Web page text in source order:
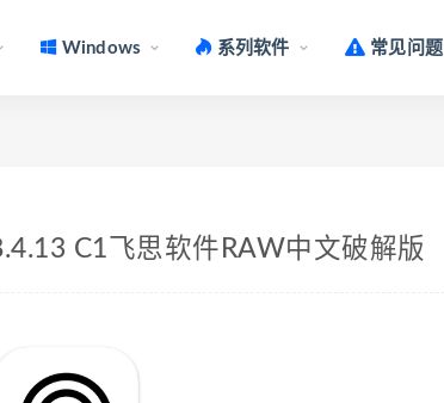
Windows 系列软件 常见问题
C1飞思软件RAW中文破解版